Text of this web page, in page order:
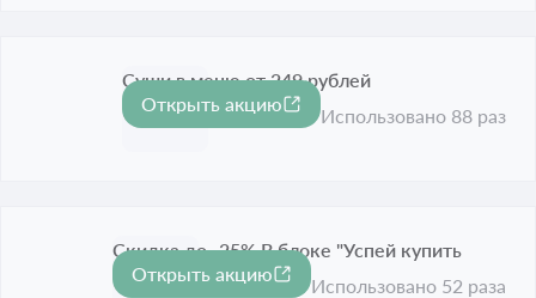
Суши в меню от 249 рублей
Срок акции истёк
Открыть акцию
Использовано 88 раз
-25%
Скидка до -25% В блоке "Успей купить
Срок акции истёк
Открыть акцию
Использовано 52 раза